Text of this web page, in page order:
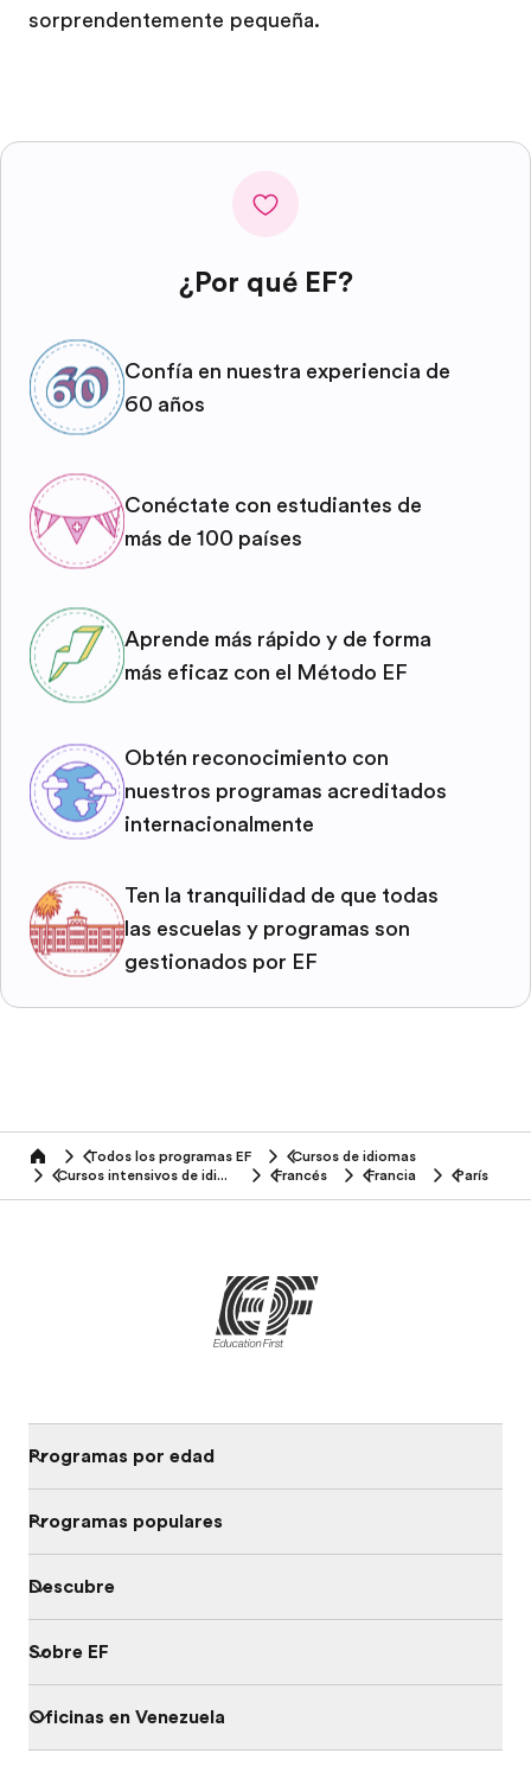
sorprendentemente pequeña.
¿Por qué EF?
Confía en nuestra experiencia de
60 años
Conéctate con estudiantes de
más de 100 países
Aprende más rápido y de forma
más eficaz con el Método EF
Obtén reconocimiento con
nuestros programas acreditados
internacionalmente
Ten la tranquilidad de que todas
las escuelas y programas son
gestionados por EF
home Todos los programas EF
Cursos de idiomas
Cursos intensivos de idiomas
Francés Francia París
Programas por edad
Programas populares
Descubre
Sobre EF
Oficinas en Venezuela